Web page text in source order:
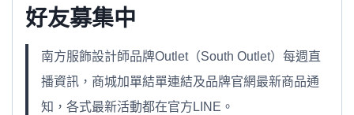
好友募集中
南方服飾設計師品牌Outlet（South Outlet）每週直
播資訊，商城加單結單連結及品牌官網最新商品通
知，各式最新活動都在官方LINE。